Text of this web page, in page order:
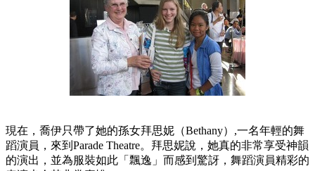
現在，喬伊只帶了她的孫女拜思妮（Bethany）,一名年輕的舞
蹈演員，來到Parade Theatre。拜思妮說，她真的非常享受神韻
的演出，並為服裝如此「飄逸」而感到驚訝，舞蹈演員精彩的